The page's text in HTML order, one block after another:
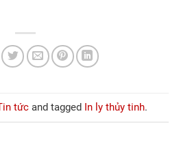
tức and tagged In ly thủy tinh.